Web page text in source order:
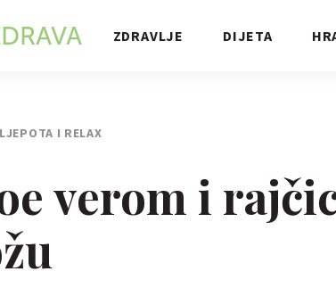
ZDRAVLJE DIJETA
LJEPOTA I RELAX
verom i